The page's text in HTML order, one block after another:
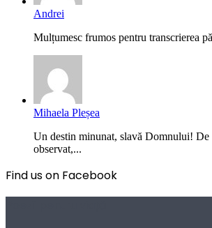
Andrei
Mulțumesc frumos pentru transcrierea
Mihaela Pleșea
Un destin minunat, slavă Domnului! De
observat,...
Find us on Facebook